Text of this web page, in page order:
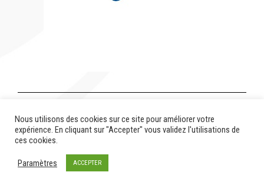
Nous utilisons des cookies sur ce site pour améliorer votre
expérience. En cliquant sur "Accepter" vous validez l'utilisations de
ces cookies.
Paramètres ACCEPTER